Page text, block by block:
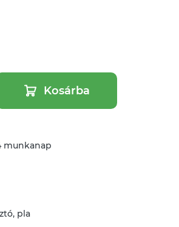
Kosárba
munkanap
, pla